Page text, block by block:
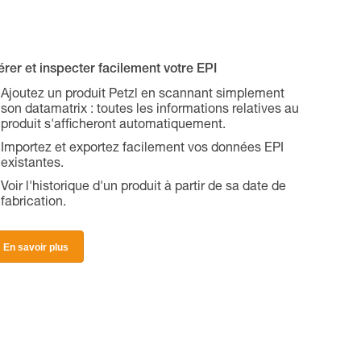
et inspecter facilement votre EPI
Ajoutez un produit Petzl en scannant simplement
son datamatrix : toutes les informations relatives au
produit s'afficheront automatiquement.
Importez et exportez facilement vos données EPI
existantes.
Voir l'historique d'un produit à partir de sa date de
fabrication.
En savoir plus